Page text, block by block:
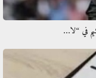
في “لا…